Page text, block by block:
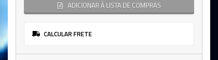
ADICIONAR À LISTA DE COMPRAS
CALCULAR FRETE